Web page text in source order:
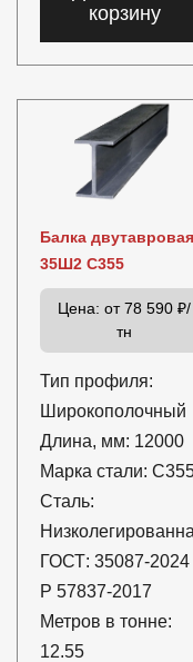
корзину
Балка двутавровая
35Ш2 С355
Цена: от 78 590 ₽/
тн
Тип профиля:
Широкополочный
Длина, мм: 12000
Марка стали:
Сталь:
ГОСТ: 35087-2024
Р 57837-2017
Метров в тонне:
12.55